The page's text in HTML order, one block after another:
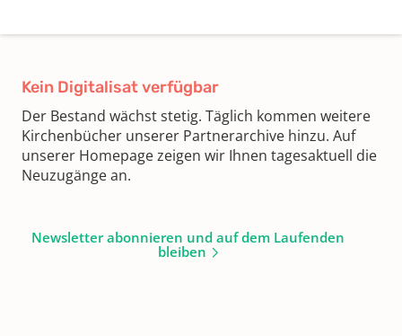
Kein Digitalisat verfügbar
Der Bestand wächst stetig. Täglich kommen weitere
Kirchenbücher unserer Partnerarchive hinzu. Auf
unserer Homepage zeigen wir Ihnen tagesaktuell die
Neuzugänge an.
Newsletter abonnieren und auf dem Laufenden
bleiben